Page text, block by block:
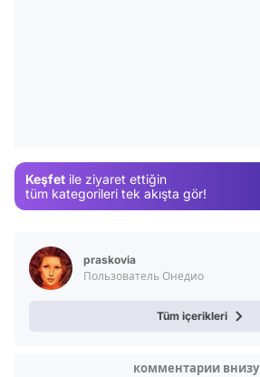
Keşfet ile ziyaret ettiğin
tüm kategorileri tek akışta gör!
praskovia
Пользователь Онедио
Tüm içerikleri
комментарии внизу